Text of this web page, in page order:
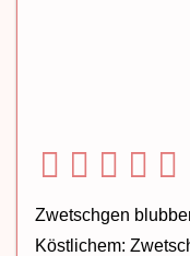
Zwetschgen
Köstlichem: